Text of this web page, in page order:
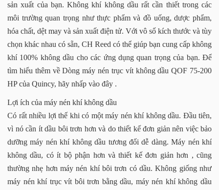
sản xuất của bạn. Không khí không dầu rất cần thiết trong các
môi trường quan trọng như thực phẩm và đồ uống, dược phẩm,
hóa chất, dệt may và sản xuất điện tử. Với vô số kích thước và tùy
chọn khác nhau có sẵn, CH Reed có thể giúp bạn cung cấp không
khí 100% không dầu cho các ứng dụng quan trọng của bạn. Để
tìm hiểu thêm về Dòng máy nén trục vít không dầu QOF 75-200
HP của Quincy, hãy nhấp vào đây .
Lợi ích của máy nén khí không dầu
Có rất nhiều lợi thế khi có một máy nén khí không dầu. Đầu tiên,
vì nó cần ít dầu bôi trơn hơn và do thiết kế đơn giản nên việc bảo
dưỡng máy nén khí không dầu tương đối dễ dàng. Máy nén khí
không dầu, có ít bộ phận hơn và thiết kế đơn giản hơn , cũng
thường nhẹ hơn máy nén khí bôi trơn có dầu. Không giống như
máy nén khí trục vít bôi trơn bằng dầu, máy nén khí không dầu